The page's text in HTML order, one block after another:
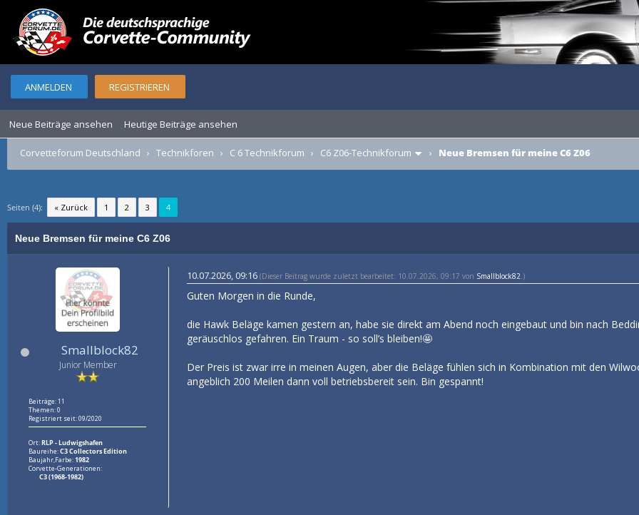
ANMELDEN REGISTRIEREN
Neue Beiträge ansehen Heutige Beiträge ansehen
Corvetteforum Deutschland › Technikforen › C 6 Technikforum › C6 Z06-Technikforum › Neue Bremsen für meine C6 Z06
Seiten (4): « Zurück 1 2 3 4
Neue Bremsen für meine C6 Z06
Smallblock82
Junior Member
Beiträge: 11
Themen: 0
Registriert seit: 09/2020
Ort:RLP - Ludwigshafen
Baureihe:C3 Collectors Edition
Baujahr,Farbe:1982
Corvette-Generationen:
C3 (1968-1982)
10.07.2026, 09:16 (Dieser Beitrag wurde zuletzt bearbeitet: 10.07.2026, 09:17 von Smallblock82.)
Guten Morgen in die Runde,
die Hawk Beläge kamen gestern an, habe sie direkt am Abend noch eingebaut und bin nach
geräuschlos gefahren. Ein Traum - so soll’s bleiben!🤩
Der Preis ist zwar irre in meinen Augen, aber die Beläge fühlen sich in Kombination mit den
angeblich 200 Meilen dann voll betriebsbereit sein. Bin gespannt!